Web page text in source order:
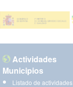
Actividades
Municipios
Listado de actividades